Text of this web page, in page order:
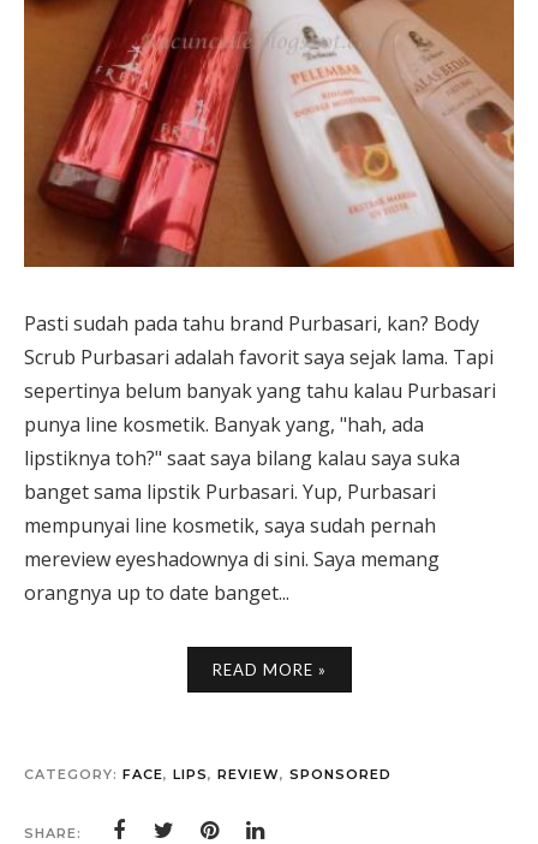
Pasti sudah pada tahu brand Purbasari, kan? Body
Scrub Purbasari adalah favorit saya sejak lama. Tapi
sepertinya belum banyak yang tahu kalau Purbasari
punya line kosmetik. Banyak yang, "hah, ada
lipstiknya toh?" saat saya bilang kalau saya suka
banget sama lipstik Purbasari. Yup, Purbasari
mempunyai line kosmetik, saya sudah pernah
mereview eyeshadownya di sini. Saya memang
orangnya up to date banget...
READ MORE »
CATEGORY: FACE, LIPS, REVIEW, SPONSORED
SHARE: